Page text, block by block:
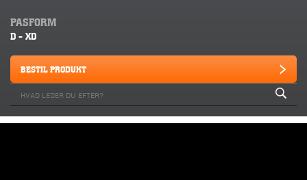
PASFORM
D - XD
BESTIL PRODUKT